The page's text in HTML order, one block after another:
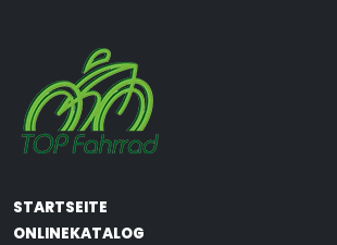
STARTSEITE
ONLINEKATALOG